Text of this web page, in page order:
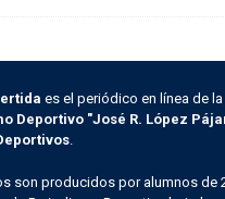
es el periódico en línea de la
Deportivo "José R. López
.
son producidos por alumnos de